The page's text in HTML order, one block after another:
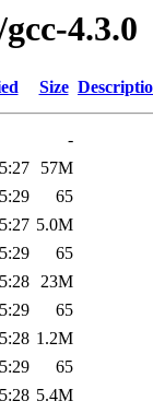
4.3.0
Size
-
57M
65
5.0M
65
23M
65
1.2M
65
5.4M